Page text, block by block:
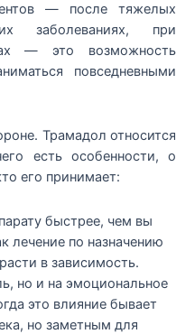
— после тяжелых
заболеваниях, при
— это возможность
повседневными
Трамадол относится
есть особенности, о
его принимает:
быстрее, чем вы
лечение по назначению
в зависимость.
но и на эмоциональное
это влияние бывает
но заметным для